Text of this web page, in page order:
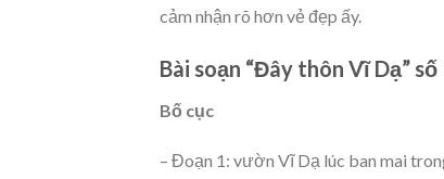
cảm nhận rõ hơn vẻ đẹp ấy.
Bài soạn “Đây thôn Vĩ Dạ” số
Bố cục
– Đoạn 1: vườn Vĩ Dạ lúc ban mai